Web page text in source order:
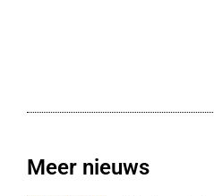
Meer nieuws